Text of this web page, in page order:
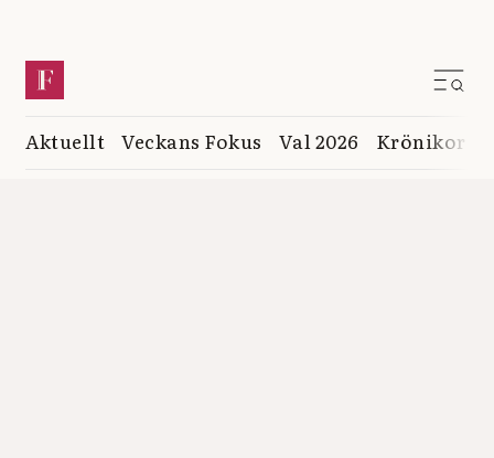
Aktuellt Veckans Fokus Val 2026 Krönikor